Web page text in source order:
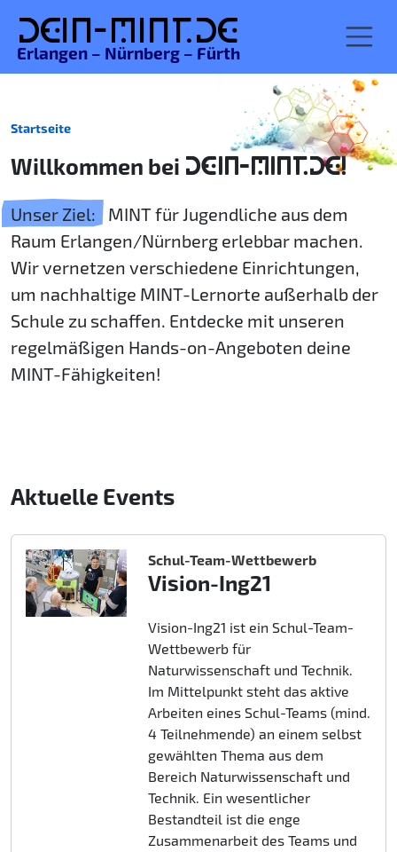
Dein-MINT.de
Erlangen – Nürnberg – Fürth
Startseite
Willkommen bei DEIN-MINT.DE!
Unser Ziel:
MINT für Jugendliche aus dem
Raum Erlangen/Nürnberg erlebbar machen.
Wir vernetzen verschiedene Einrichtungen,
um nachhaltige MINT-Lernorte außerhalb der
Schule zu schaffen. Entdecke mit unseren
regelmäßigen Hands-on-Angeboten deine
MINT-Fähigkeiten!
Aktuelle Events
Schul-Team-Wettbewerb
Vision-Ing21
Vision-Ing21 ist ein Schul-Team-
Wettbewerb für
Naturwissenschaft und Technik.
Im Mittelpunkt steht das aktive
Arbeiten eines Schul-Teams (mind.
4 Teilnehmende) an einem selbst
gewählten Thema aus dem
Bereich Naturwissenschaft und
Technik. Ein wesentlicher
Bestandteil ist die enge
Zusammenarbeit des Teams und